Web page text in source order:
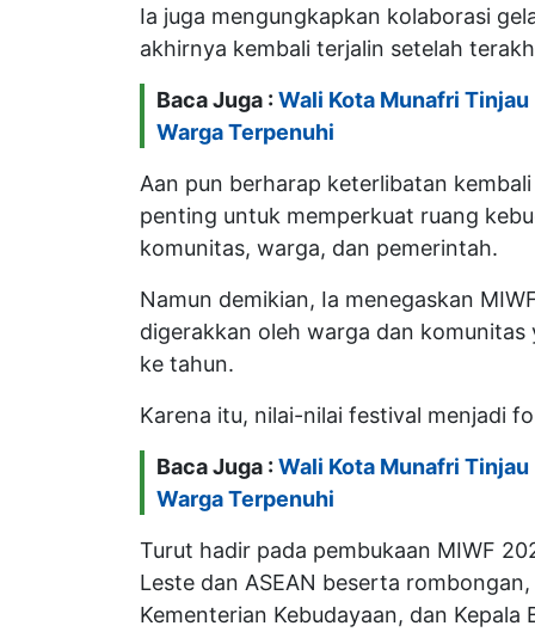
Ia juga mengungkapkan kolaborasi
akhirnya kembali terjalin setelah
Baca Juga : Wali Kota Munafri
Warga Terpenuhi
Aan pun berharap keterlibatan
penting untuk memperkuat ruang
komunitas, warga, dan pemerintah.
Namun demikian, Ia menegaskan
digerakkan oleh warga dan
ke tahun.
Karena itu, nilai-nilai festival menjadi
Baca Juga : Wali Kota Munafri
Warga Terpenuhi
Turut hadir pada pembukaan MIWF
Leste dan ASEAN beserta
Kementerian Kebudayaan, dan Kepala